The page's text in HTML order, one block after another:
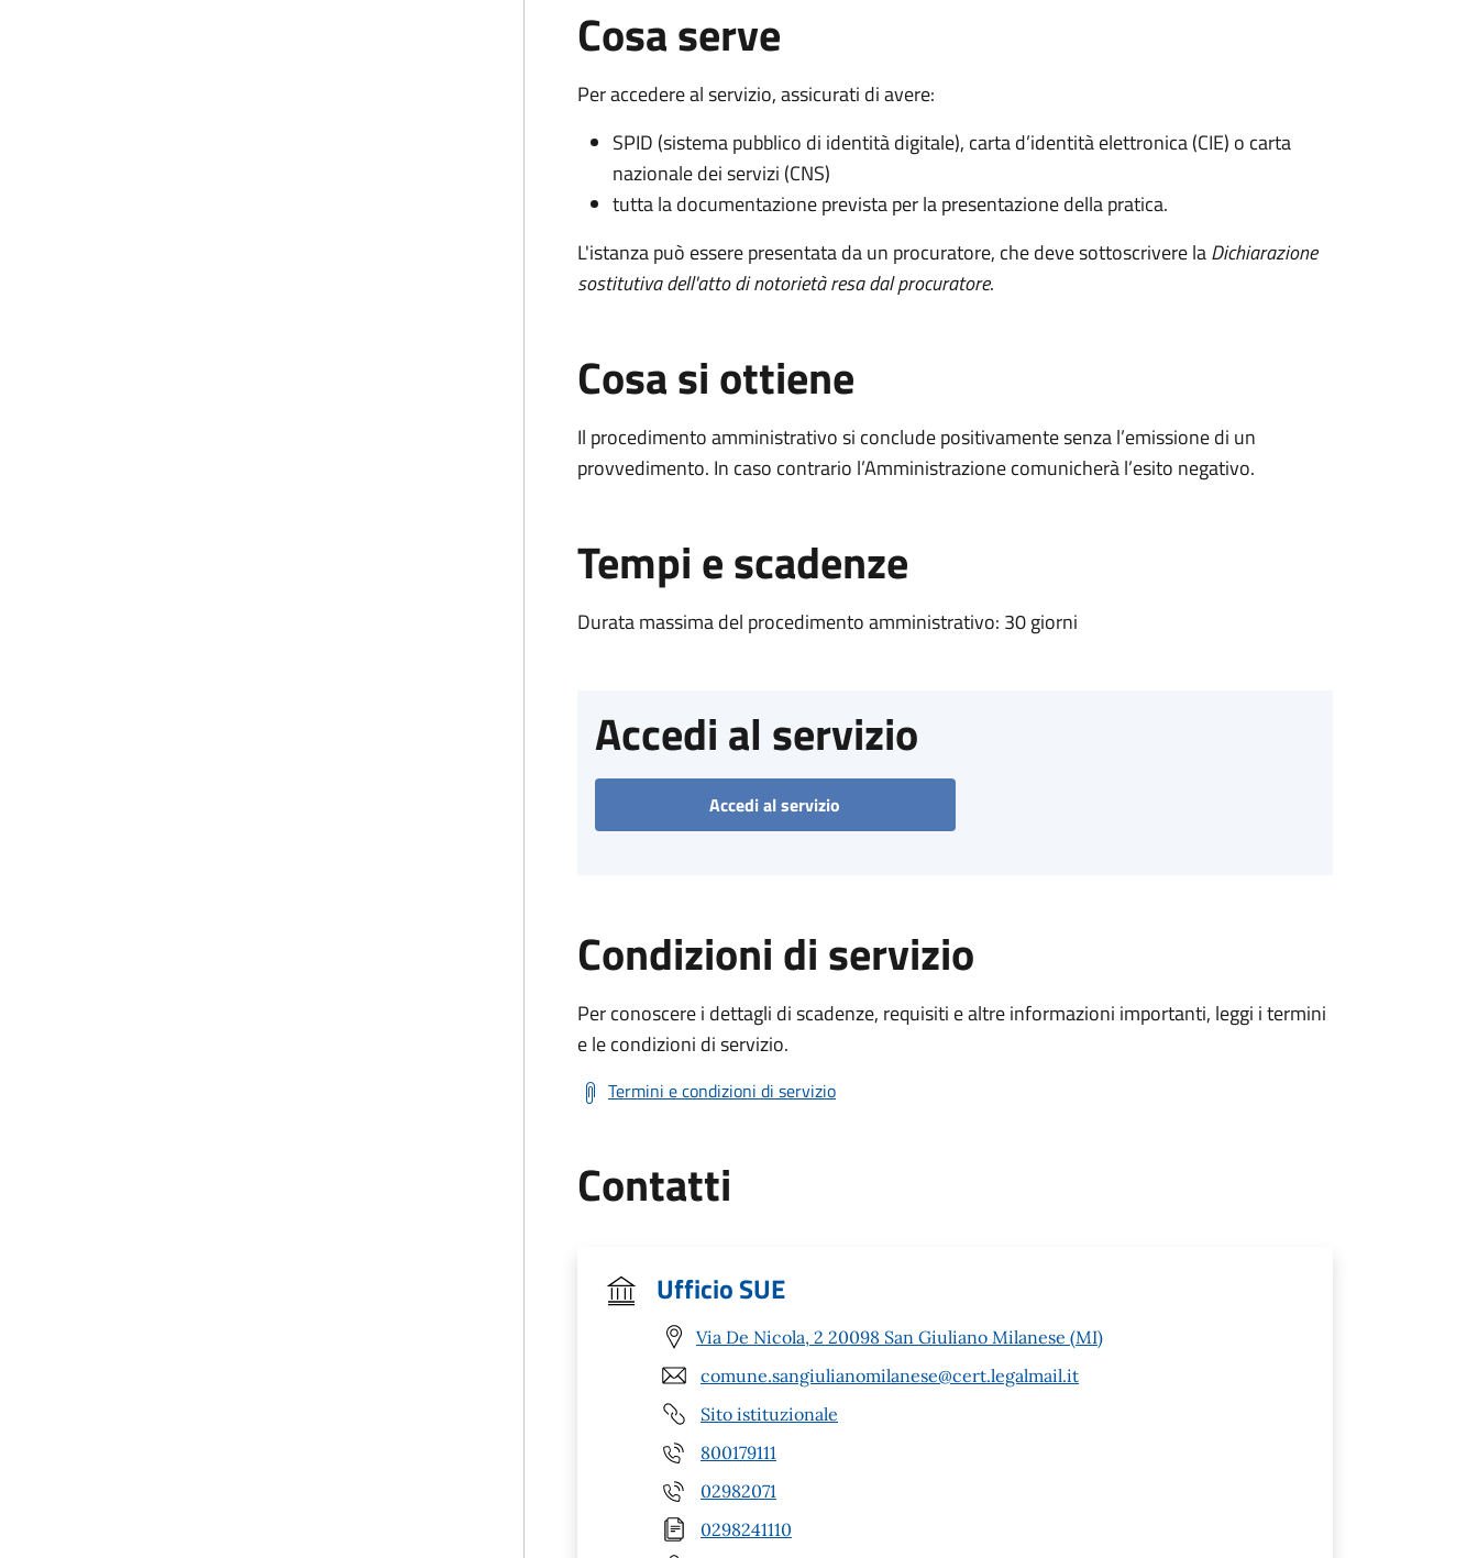
Cosa serve
Per accedere al servizio, assicurati di avere:
SPID (sistema pubblico di identità digitale), carta d’identità elettronica (CIE) o carta
nazionale dei servizi (CNS)
tutta la documentazione prevista per la presentazione della pratica.
L'istanza può essere presentata da un procuratore, che deve sottoscrivere laDichiarazione
sostitutiva dell'atto di notorietà resa dal procuratore.
Cosa si ottiene
Il procedimento amministrativo si conclude positivamente senza l’emissione di un
provvedimento. In caso contrario l’Amministrazione comunicherà l’esito negativo.
Tempi e scadenze
Durata massima del procedimento amministrativo: 30 giorni
Accedi al servizio
Accedi al servizio
Condizioni di servizio
Per conoscere i dettagli di scadenze, requisiti e altre informazioni importanti, leggi i termini
e le condizioni di servizio.
Termini e condizioni di servizio
Contatti
Ufficio SUE
Via De Nicola, 2 20098 San Giuliano Milanese (MI)
comune.sangiulianomilanese@cert.legalmail.it
Sito istituzionale
800179111
02982071
0298241110